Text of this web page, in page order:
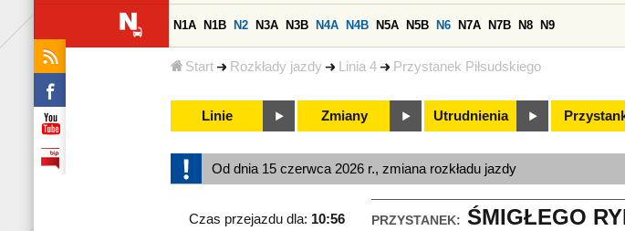
Start Rozkłady jazdy Linia 4 Przystanek Piłsudskiego
N1A N1B N2 N3A N3B N4A N4B N5A N5B N6 N7A N7B N8 N9
Linie Zmiany Utrudnienia
Od dnia 15 czerwca 2026 r., zmiana rozkładu jazdy
PRZYSTANEK: ŚMIGŁEGO
Czas przejazdu dla: 10:56